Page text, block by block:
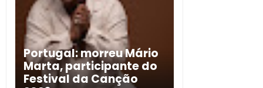
Portugal: morreu Mário
Marta, participante do
Festival da Canção